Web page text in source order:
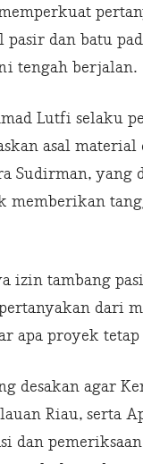
pasir dan batu
tengah berjalan.
Lutfi selaku
asal
Sudirman,
memberikan
izin tambang
dari
apa proyek
desakan agar
Riau, serta
dan